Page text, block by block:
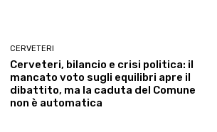
CERVETERI
Cerveteri, bilancio e crisi politica: il
mancato voto sugli equilibri apre il
dibattito, ma la caduta del Comune
non è automatica